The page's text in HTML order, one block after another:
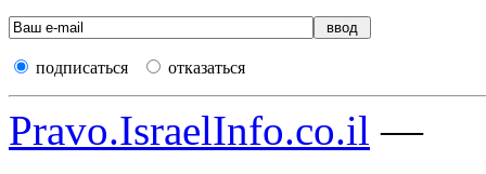
подписаться отказаться
Pravo.IsraelInfo.co.il —